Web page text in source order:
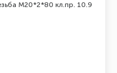
M20*2*80 кл.пр. 10.9